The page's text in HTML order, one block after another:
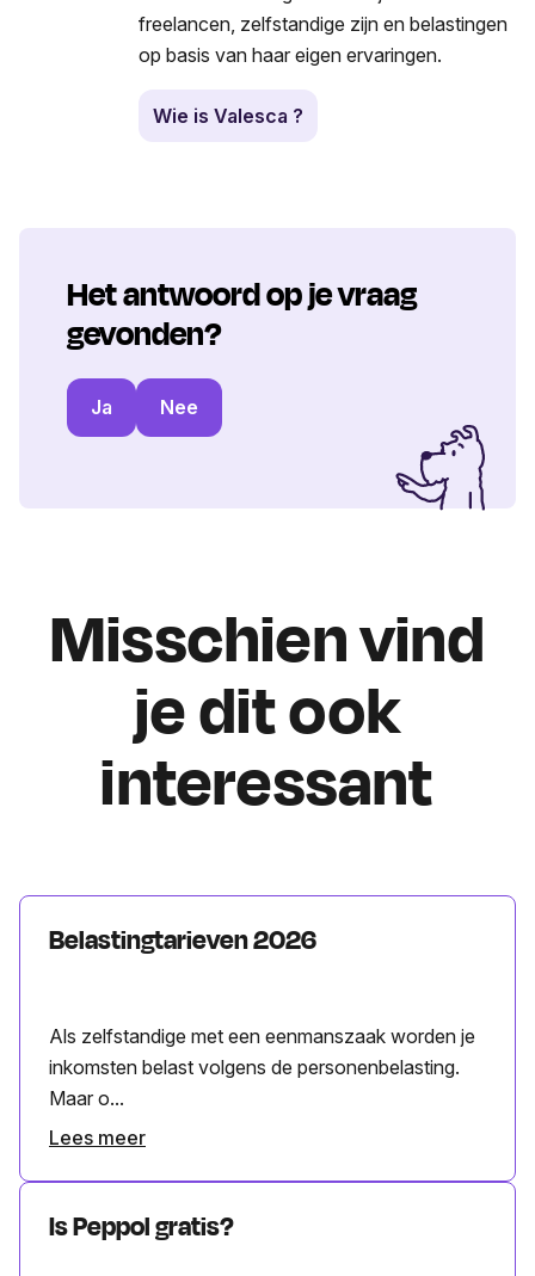
freelancen, zelfstandige zijn en belastingen
op basis van haar eigen ervaringen.
Wie is Valesca ?
Het antwoord op je vraag
gevonden?
Ja Nee
Misschien vind
je dit ook
interessant
Belastingtarieven 2026
Als zelfstandige met een eenmanszaak worden je
inkomsten belast volgens de personenbelasting.
Maar o...
Lees meer
Is Peppol gratis?